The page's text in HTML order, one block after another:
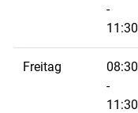
-
11:30
Freitag
08:30
-
11:30